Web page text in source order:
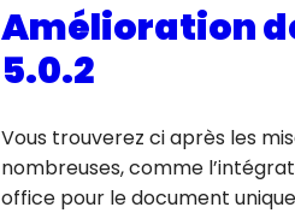
Amélioration
5.0.2
Vous trouverez ci après les
nombreuses, comme
office pour le document